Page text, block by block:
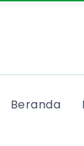
Beranda